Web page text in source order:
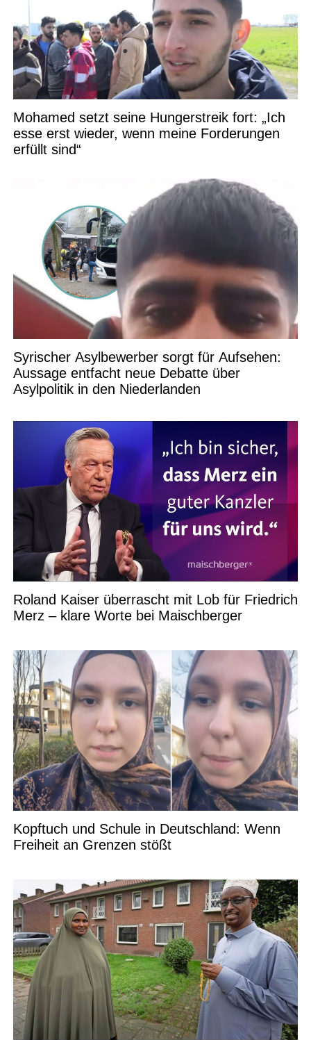
Mohamed setzt seine Hungerstreik fort: „Ich
esse erst wieder, wenn meine Forderungen
erfüllt sind“
Syrischer Asylbewerber sorgt für Aufsehen:
Aussage entfacht neue Debatte über
Asylpolitik in den Niederlanden
Roland Kaiser überrascht mit Lob für Friedrich
Merz – klare Worte bei Maischberger
Kopftuch und Schule in Deutschland: Wenn
Freiheit an Grenzen stößt